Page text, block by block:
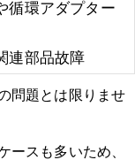
循環アダプター
連部品故障
問題とは限りませ
ースも多いため、